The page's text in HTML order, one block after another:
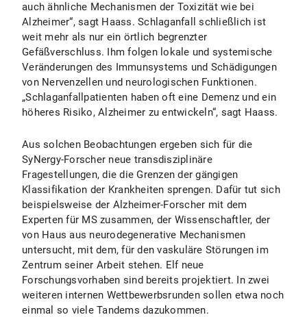
auch ähnliche Mechanismen der Toxizität wie bei
Alzheimer“, sagt Haass. Schlaganfall schließlich ist
weit mehr als nur ein örtlich begrenzter
Gefäßverschluss. Ihm folgen lokale und systemische
Veränderungen des Immunsystems und Schädigungen
von Nervenzellen und neurologischen Funktionen.
„Schlaganfallpatienten haben oft eine Demenz und ein
höheres Risiko, Alzheimer zu entwickeln“, sagt Haass.
Aus solchen Beobachtungen ergeben sich für die
SyNergy-Forscher neue transdisziplinäre
Fragestellungen, die die Grenzen der gängigen
Klassifikation der Krankheiten sprengen. Dafür tut sich
beispielsweise der Alzheimer-Forscher mit dem
Experten für MS zusammen, der Wissenschaftler, der
von Haus aus neurodegenerative Mechanismen
untersucht, mit dem, für den vaskuläre Störungen im
Zentrum seiner Arbeit stehen. Elf neue
Forschungsvorhaben sind bereits projektiert. In zwei
weiteren internen Wettbewerbsrunden sollen etwa noch
einmal so viele Tandems dazukommen.